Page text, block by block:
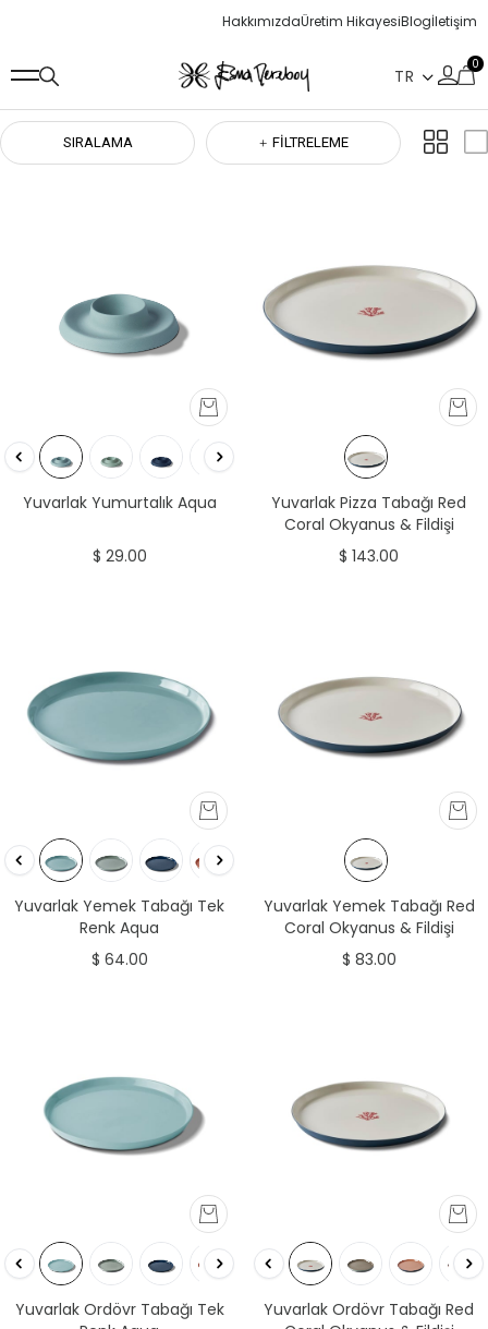
HakkımızdaÜretim HikayesiBlogİletişim
0
FILTRELEME
SIRALAMA
Yuvarlak Yumurtalık Aqua
$ 29.00
Yuvarlak Pizza Tabağı Red
Coral Okyanus & Fildişi
$ 143.00
Yuvarlak Yemek Tabağı Tek
Renk Aqua
$ 64.00
Yuvarlak Yemek Tabağı Red
Coral Okyanus & Fildişi
$ 83.00
Yuvarlak Ordövr Tabağı Tek
Yuvarlak Ordövr Tabağı Red